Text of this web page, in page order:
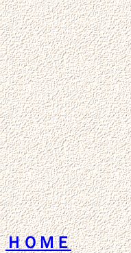
ＨＯＭＥ